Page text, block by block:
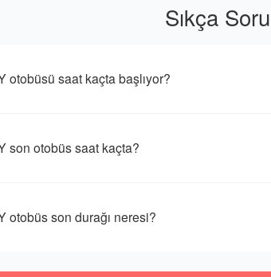
Sıkça
otobüsü saat kaçta başlıyor?
son otobüs saat kaçta?
otobüs son durağı neresi?